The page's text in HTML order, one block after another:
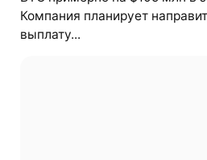
Компания планирует
выплату...